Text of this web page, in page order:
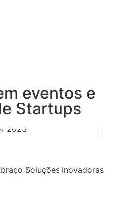
eventos e
Startups
Soluções Inovadoras